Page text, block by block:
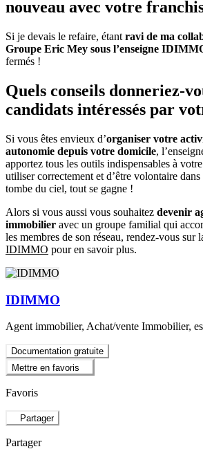
nouveau avec votre
Si je devais le refaire, étant ravi de ma
Groupe Eric Mey sous l’enseigne
fermés !
Quels conseils donneriez-
candidats intéressés par
Si vous êtes envieux d’organiser votre
autonomie depuis votre domicile,
apportez tous les outils indispensables à
utiliser correctement et d’être volontaire
tombe du ciel, tout se gagne !
Alors si vous aussi vous souhaitez devenir
immobilier avec un groupe familial qui
les membres de son réseau, rendez-vous sur
IDIMMO pour en savoir plus.
IDIMMO
Agent immobilier, Achat/vente Immobilier,
Documentation gratuite
Mettre en favoris
Favoris
Partager
Partager